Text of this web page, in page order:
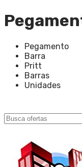
Pegamento
Barra
Pritt
Barras
Unidades